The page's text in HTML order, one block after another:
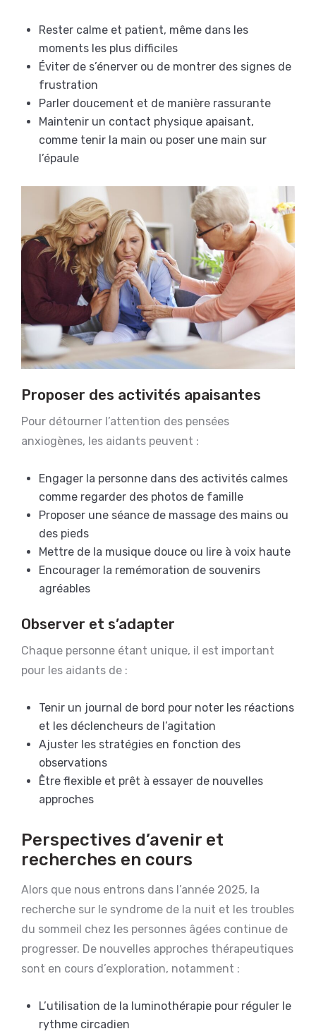
Rester calme et patient, même dans les
moments les plus difficiles
Éviter de s’énerver ou de montrer des signes de
frustration
Parler doucement et de manière rassurante
Maintenir un contact physique apaisant,
comme tenir la main ou poser une main sur
l’épaule
Proposer des activités apaisantes
Pour détourner l’attention des pensées
anxiogènes, les aidants peuvent :
Engager la personne dans des activités calmes
comme regarder des photos de famille
Proposer une séance de massage des mains ou
des pieds
Mettre de la musique douce ou lire à voix haute
Encourager la remémoration de souvenirs
agréables
Observer et s’adapter
Chaque personne étant unique, il est important
pour les aidants de :
Tenir un journal de bord pour noter les réactions
et les déclencheurs de l’agitation
Ajuster les stratégies en fonction des
observations
Être flexible et prêt à essayer de nouvelles
approches
Perspectives d’avenir et
recherches en cours
Alors que nous entrons dans l’année 2025, la
recherche sur le syndrome de la nuit et les troubles
du sommeil chez les personnes âgées continue de
progresser. De nouvelles approches thérapeutiques
sont en cours d’exploration, notamment :
L’utilisation de la luminothérapie pour réguler le
rythme circadien